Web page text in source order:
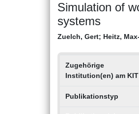
Simulation of
systems
Zuelch, Gert; Heitz,
Zugehörige
Institution(en) am KIT
Publikationstyp